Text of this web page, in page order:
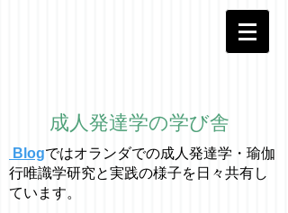
成人発達学の学び舎
Blogではオラ ンダでの成人発達学・ 瑜伽
行唯識学研究と実践の様子を日々共有し
ています。